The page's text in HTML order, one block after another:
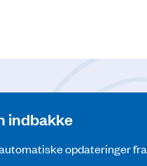
indbakke
opdateringer fra